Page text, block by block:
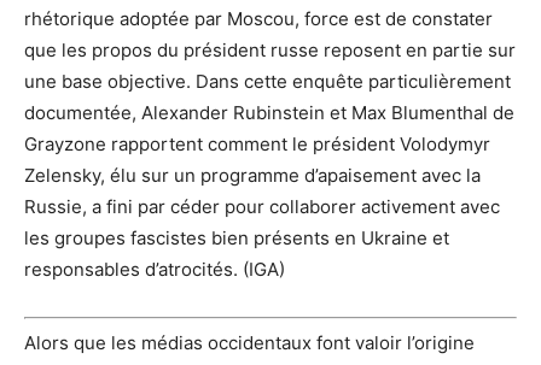
rhétorique adoptée par Moscou, force est de constater
que les propos du président russe reposent en partie sur
une base objective. Dans cette enquête particulièrement
documentée, Alexander Rubinstein et Max Blumenthal de
Grayzone rapportent comment le président Volodymyr
Zelensky, élu sur un programme d’apaisement avec la
Russie, a fini par céder pour collaborer activement avec
les groupes fascistes bien présents en Ukraine et
responsables d’atrocités. (IGA)
Alors que les médias occidentaux font valoir l’origine